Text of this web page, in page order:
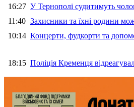
16:27 У Тернополі судитимуть
11:40 Захисники та їхні родини
10:14 Концерти, фудкорти та
18:15 Поліція Кременця